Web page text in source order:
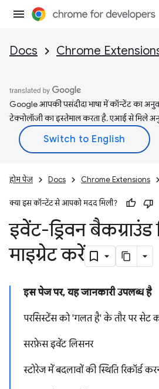
Docs Chrome
Google आपकी पसंदीदा भाषा में कॉन्टेंट का
टेक्नोलॉजी का इस्तेमाल करता है. एआई से मिले
होम पेज Docs Chrome Extensions
क्या इस कॉन्टेंट से आपको मदद मिली?
इवेंट-ड्रिवन बैकग्राउंड
माइग्रेट करें
इस पेज पर, यह जानकारी उपलब्ध है
परसिस्टेंस को 'गलत है' के तौर पर सेट
सरफ़ेस इवेंट लिसनर
स्टोरेज में बदलावों की स्थिति रिकॉर्ड